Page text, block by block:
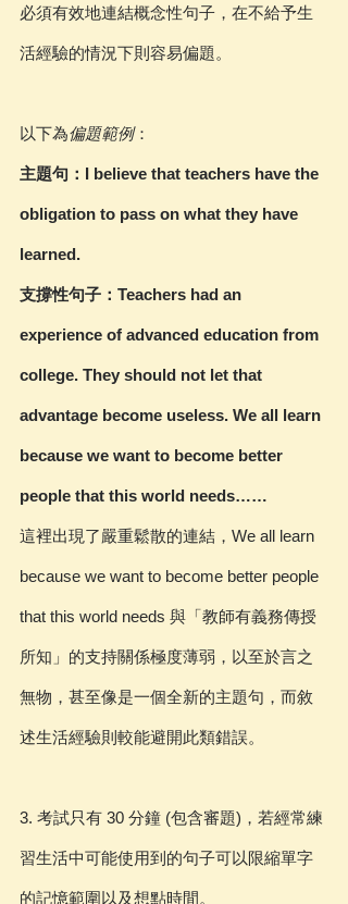
必須有效地連結概念性句子，在不給予生
活經驗的情況下則容易偏題。
以下為偏題範例：
主題句：I believe that teachers have the
obligation to pass on what they have
learned.
支撐性句子：Teachers had an
experience of advanced education from
college. They should not let that
advantage become useless. We all learn
because we want to become better
people that this world needs……
這裡出現了嚴重鬆散的連結 ，We all learn
because we want to become better people
that this world needs 與「教師有義務傳授
所知」的支持關係極度薄弱，以至於言之
無物，甚至像是一個全新的主題句，而敘
述生活經驗則較能避開此類錯誤。
3. 考試只有 30 分鐘 (包含審題)，若經常練
習生活中可能使用到的句子可以限縮單字
的記憶範圍以及想點時間。